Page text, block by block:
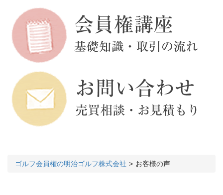
ゴルフ会員権の明治ゴルフ株式会社 お客様の声